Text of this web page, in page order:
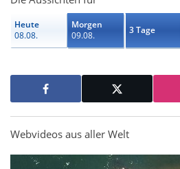
Heute
08.08.
Morgen
09.08.
3 Tage
Webvideos aus aller Welt